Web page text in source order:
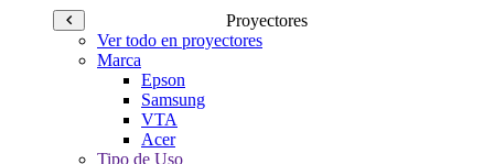
Proyectores
Ver todo en proyectores
Marca
Epson
Samsung
VTA
Acer
Tipo de Uso